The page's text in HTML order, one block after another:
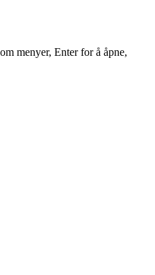
menyer, Enter for å åpne,